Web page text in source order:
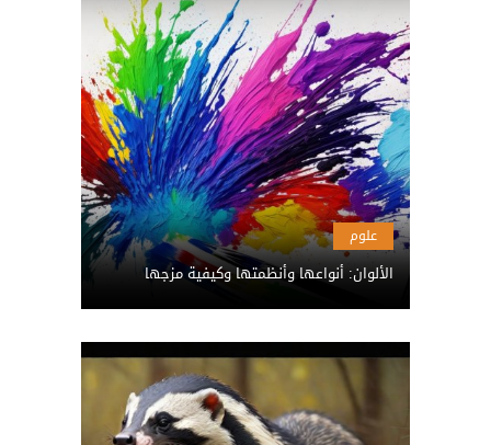
علوم
الألوان: أنواعها وأنظمتها وكيفية مزجها